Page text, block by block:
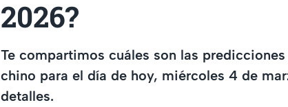
2026?
Te compartimos cuáles son las
chino para el día de hoy, miércoles 4 de
detalles.